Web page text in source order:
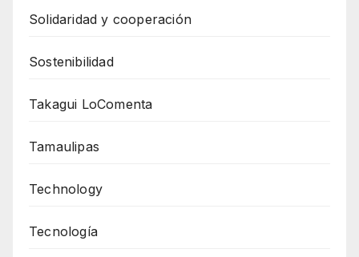
Solidaridad y cooperación
Sostenibilidad
Takagui LoComenta
Tamaulipas
Technology
Tecnología